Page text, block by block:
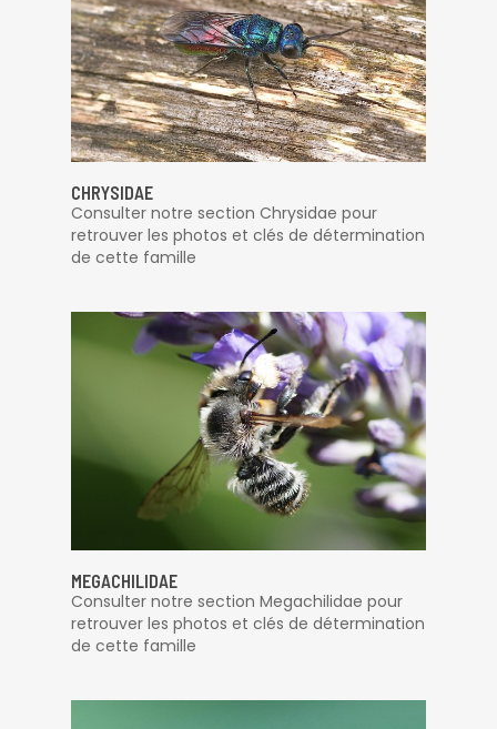
CHRYSIDAE
Consulter notre section Chrysidae pour
retrouver les photos et clés de détermination
de cette famille
MEGACHILIDAE
Consulter notre section Megachilidae pour
retrouver les photos et clés de détermination
de cette famille